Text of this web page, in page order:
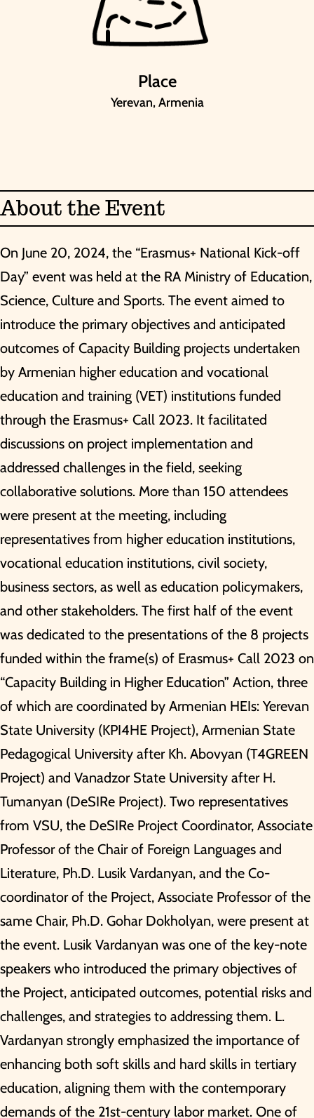
Place
Yerevan, Armenia
About the Event
On June 20, 2024, the “Erasmus+ National Kick-off
Day” event was held at the RA Ministry of Education,
Science, Culture and Sports. The event aimed to
introduce the primary objectives and anticipated
outcomes of Capacity Building projects undertaken
by Armenian higher education and vocational
education and training (VET) institutions funded
through the Erasmus+ Call 2023. It facilitated
discussions on project implementation and
addressed challenges in the field, seeking
collaborative solutions. More than 150 attendees
were present at the meeting, including
representatives from higher education institutions,
vocational education institutions, civil society,
business sectors, as well as education policymakers,
and other stakeholders. The first half of the event
was dedicated to the presentations of the 8 projects
funded within the frame(s) of Erasmus+ Call 2023 on
“Capacity Building in Higher Education” Action, three
of which are coordinated by Armenian HEIs: Yerevan
State University (KPI4HE Project), Armenian State
Pedagogical University after Kh. Abovyan (T4GREEN
Project) and Vanadzor State University after H.
Tumanyan (DeSIRe Project). Two representatives
from VSU, the DeSIRe Project Coordinator, Associate
Professor of the Chair of Foreign Languages and
Literature, Ph.D. Lusik Vardanyan, and the Co-
coordinator of the Project, Associate Professor of the
same Chair, Ph.D. Gohar Dokholyan, were present at
the event. Lusik Vardanyan was one of the key-note
speakers who introduced the primary objectives of
the Project, anticipated outcomes, potential risks and
challenges, and strategies to addressing them. L.
Vardanyan strongly emphasized the importance of
enhancing both soft skills and hard skills in tertiary
education, aligning them with the contemporary
demands of the 21st-century labor market. One of